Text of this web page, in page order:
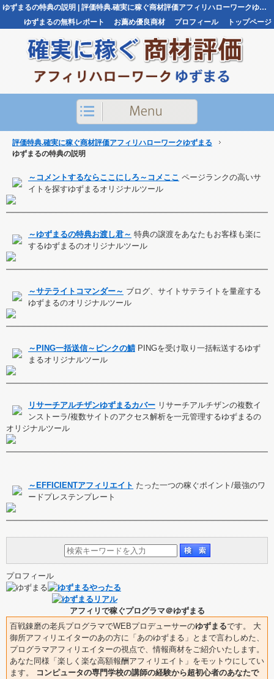
ゆずまるの特典の説明 | 評価特典.確実に稼ぐ商材評価アフィリハローワークゆずまる評価特典.確実に稼ぐ商材評価アフィリハローワークゆずまる
トップページ
プロフィール
お薦め優良商材
ゆずまるの無料レポート
評価特典.確実に稼ぐ商材評価アフィリハローワークゆずまる
ゆずまるの特典の説明
～コメントするならここにしろ～コメここ ページランクの高いサ
イトを探すゆずまるオリジナルツール
～ゆずまるの特典お渡し君～ 特典の譲渡をあなたもお客様も楽に
するゆずまるのオリジナルツール
～サテライトコマンダー～ ブログ、サイトサテライトを量産する
ゆずまるのオリジナルツール
～PING一括送信～ピンクの鯖PINGを受け取り一括転送するゆず
まるオリジナルツール
リサーチアルチザンゆずまるカバー リサーチアルチザンの複数イ
ンストーラ/複数サイトのアクセス解析を一元管理するゆずまるの
オリジナルツール
～EFFICIENTアフィリエイト たった一つの稼ぐポイント/最強のワ
ードプレステンプレート
プロフィール
アフィリで稼ぐプログラマ＠ゆずまる
百戦錬磨の老兵プログラマでWEBプロデューサーのゆずまるです。 大
御所アフィリエイターのあの方に「あのゆずまる」とまで言わしめた、
プログラマアフィリエイターの視点で、情報商材をご紹介いたします。
あなた同様「楽しく楽な高額報酬アフィリエイト」をモットウにしてい
ます。
コンピュータの専門学校の講師の経験から超初心者のあなたで